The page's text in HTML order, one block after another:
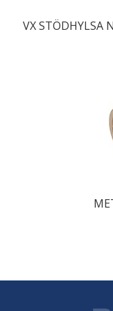
VX STÖDHYLSA